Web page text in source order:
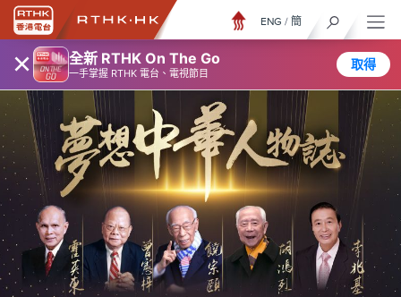
× 全新 RTHK On The Go
一手掌握 RTHK 電台、電視節目
取得
ENG / 簡